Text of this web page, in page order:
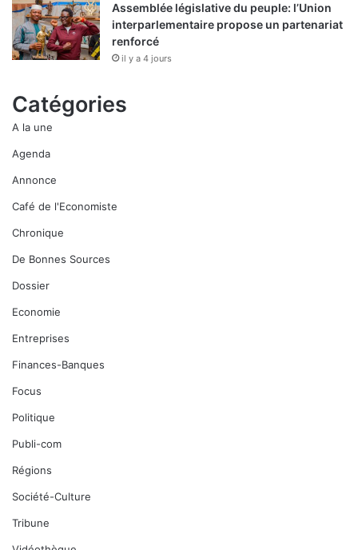
Assemblée législative du peuple: l’Union
interparlementaire propose un partenariat
renforcé
il y a 4 jours
Catégories
A la une
Agenda
Annonce
Café de l'Economiste
Chronique
De Bonnes Sources
Dossier
Economie
Entreprises
Finances-Banques
Focus
Politique
Publi-com
Régions
Société-Culture
Tribune